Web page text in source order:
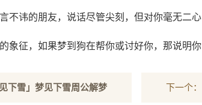
不讳的朋友，说话尽管尖刻，但对你毫无二
象征，如果梦到狗在帮你或讨好你，那说明
下雪」梦见下雪周公解梦 下一个：